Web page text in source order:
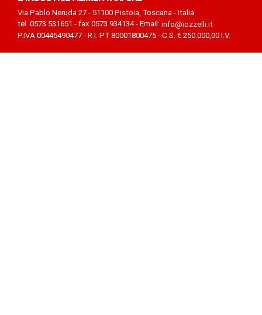
Via Pablo Neruda 27 - 51100 Pistoia, Toscana - Italia
tel. 0573 531651 - fax 0573 934134 - Email: info@iozzelli.it
P.IVA 00445490477 - R.I. PT 80001800475 - C.S. € 250.000,00 I.V.